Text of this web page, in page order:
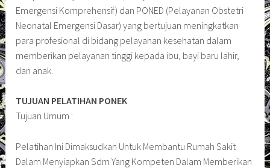
Emergensi Komprehensif) dan PONED (Pelayanan Obstetri
Neonatal Emergensi Dasar) yang bertujuan meningkatkan
para profesional di bidang pelayanan kesehatan dalam
memberikan pelayanan tinggi kepada ibu, bayi baru lahir,
dan anak.
TUJUAN PELATIHAN PONEK
Tujuan Umum :
Pelatihan Ini Dimaksudkan Untuk Membantu Rumah Sakit
Dalam Menyiapkan Sdm Yang Kompeten Dalam Memberikan